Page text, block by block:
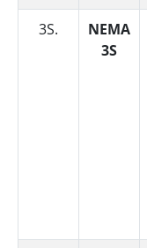
3S.
NEMA
3S